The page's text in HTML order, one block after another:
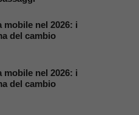
mobile nel 2026: i
del cambio
mobile nel 2026: i
del cambio